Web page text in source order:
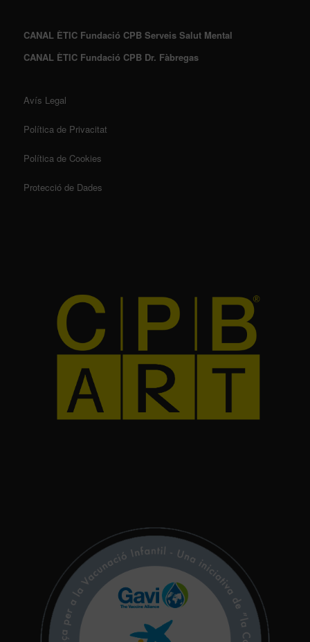
CANAL ÈTIC Fundació CPB Serveis Salut Mental
CANAL ÈTIC Fundació CPB Dr. Fàbregas
Avís Legal
Política de Privacitat
Política de Cookies
Protecció de Dades